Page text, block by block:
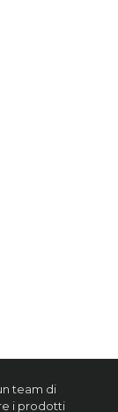
team di
i prodotti